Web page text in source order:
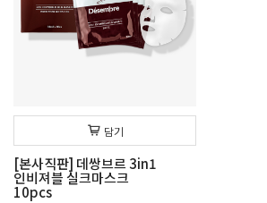
담기
[본사직판] 데쌍브르 3in1
인비져블 실크마스크
10pcs